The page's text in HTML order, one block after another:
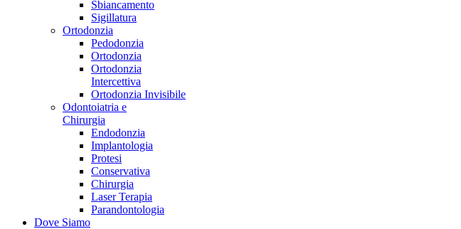
Sbiancamento
Sigillatura
Ortodonzia
Pedodonzia
Ortodonzia
Ortodonzia
Intercettiva
Ortodonzia Invisibile
Odontoiatria e
Chirurgia
Endodonzia
Implantologia
Protesi
Conservativa
Chirurgia
Laser Terapia
Parandontologia
Dove Siamo